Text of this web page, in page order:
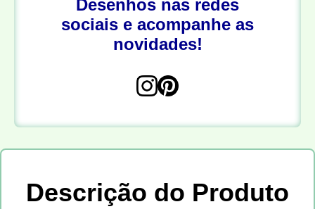
Desenhos nas redes
sociais e acompanhe as
novidades!
Descrição do Produto